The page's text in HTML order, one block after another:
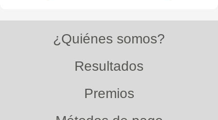
¿Quiénes somos?
Resultados
Premios